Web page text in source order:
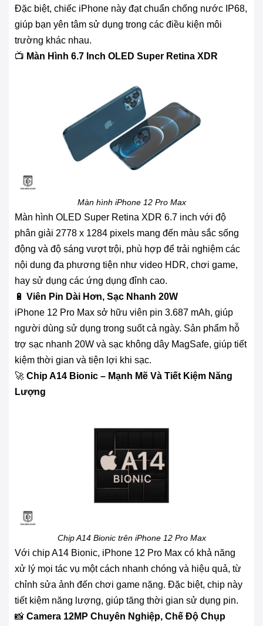
Đặc biệt, chiếc iPhone này đạt chuẩn chống nước IP68,
giúp bạn yên tâm sử dụng trong các điều kiện môi
trường khác nhau.
📺 Màn Hình 6.7 Inch OLED Super Retina XDR
Màn hình iPhone 12 Pro Max
Màn hình OLED Super Retina XDR 6.7 inch với độ
phân giải 2778 x 1284 pixels mang đến màu sắc sống
động và độ sáng vượt trội, phù hợp để trải nghiệm các
nội dung đa phương tiện như video HDR, chơi game,
hay sử dụng các ứng dụng đỉnh cao.
🔋 Viên Pin Dài Hơn, Sạc Nhanh 20W
iPhone 12 Pro Max sở hữu viên pin 3.687 mAh, giúp
người dùng sử dụng trong suốt cả ngày. Sản phẩm hỗ
trợ sạc nhanh 20W và sạc không dây MagSafe, giúp tiết
kiệm thời gian và tiện lợi khi sạc.
🚀 Chip A14 Bionic – Mạnh Mẽ Và Tiết Kiệm Năng
Lượng
Chip A14 Bionic trên iPhone 12 Pro Max
Với chip A14 Bionic, iPhone 12 Pro Max có khả năng
xử lý mọi tác vụ một cách nhanh chóng và hiệu quả, từ
chỉnh sửa ảnh đến chơi game nặng. Đặc biệt, chip này
tiết kiệm năng lượng, giúp tăng thời gian sử dụng pin.
📸 Camera 12MP Chuyên Nghiệp, Chế Độ Chụp